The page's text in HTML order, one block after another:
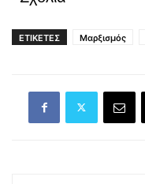
ΕΤΙΚΕΤΕΣ Μαρξισμός